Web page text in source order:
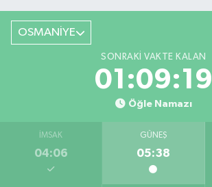
OSMANİYE
SONRAKI VAKTE KALAN
01:09:18
Öğle Namazı
İMSAK
04:06
GÜNEŞ
05:38